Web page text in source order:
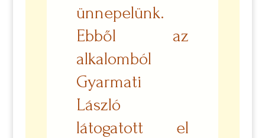
ünnepelünk.
Ebből az
alkalomból
Gyarmati
László
látogatott el